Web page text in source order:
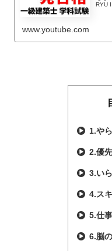
RYU
www.youtube.com
1.や
2.優
3.い
4.ス
5.仕
6.脳